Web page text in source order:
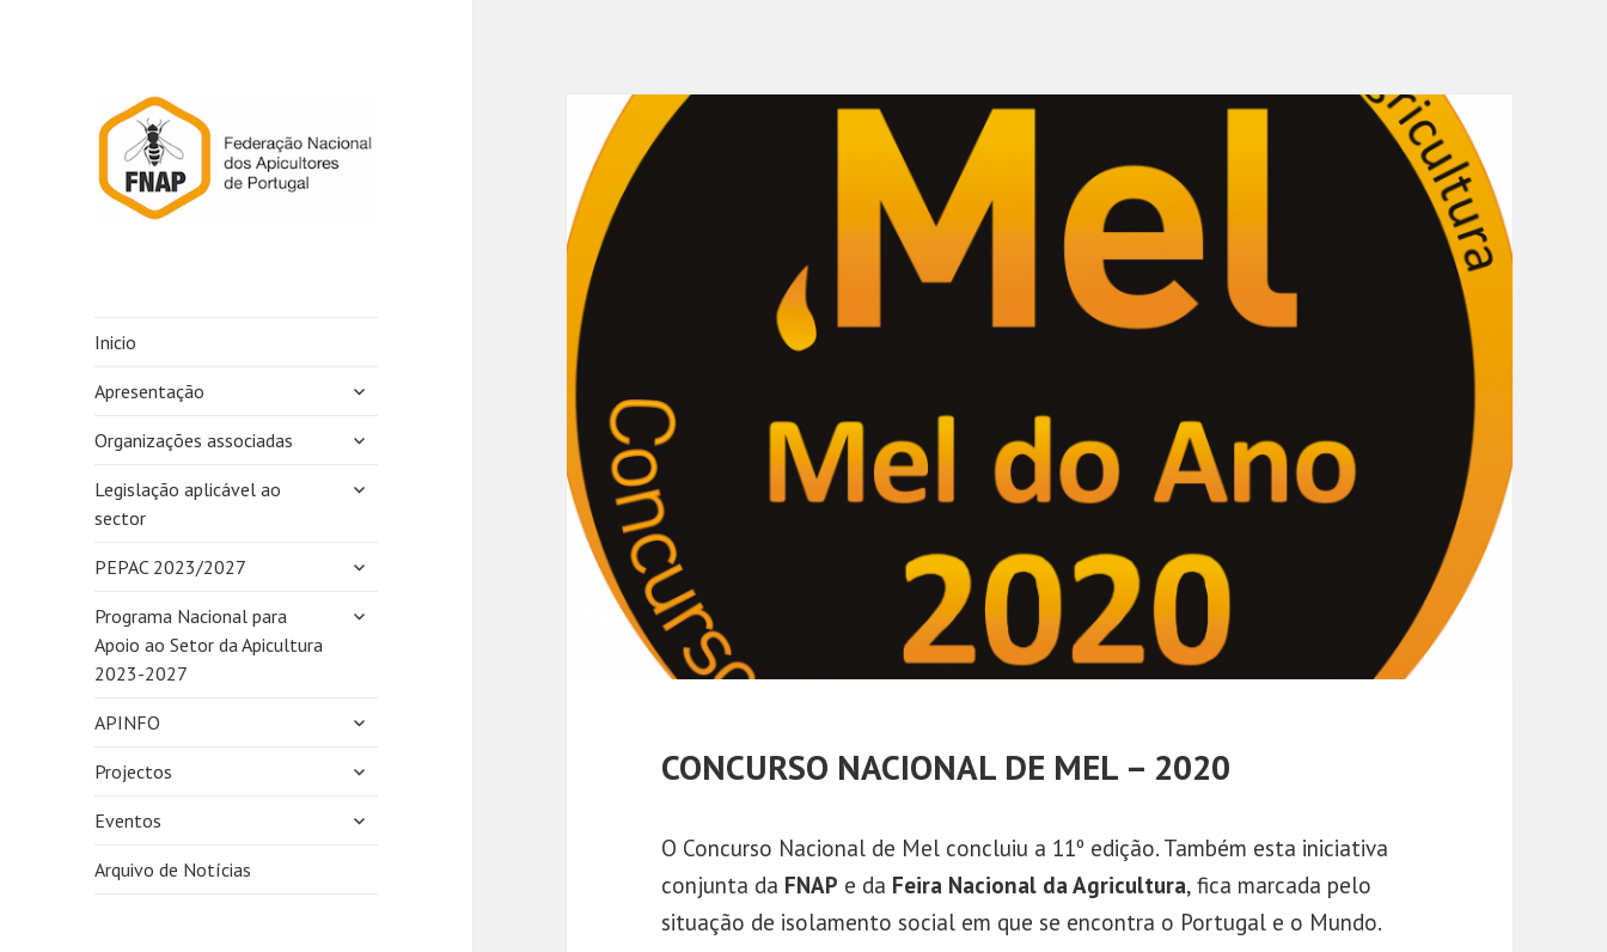
Inicio
Apresentação
expandir
Organizações associadas
expandir
Legislação aplicável ao
sector
expandir
PEPAC 2023/2027
expandir
Programa Nacional para
Apoio ao Setor da Apicultura
2023-2027
expandir
APINFO
expandir
Projectos
expandir
Eventos
expandir
Arquivo de Notícias
CONCURSO NACIONAL DE MEL – 2020
O Concurso Nacional de Mel concluiu a 11º edição. Também esta iniciativa
conjunta da FNAP e da Feira Nacional da Agricultura, fica marcada pelo
situação de isolamento social em que se encontra o Portugal e o Mundo.